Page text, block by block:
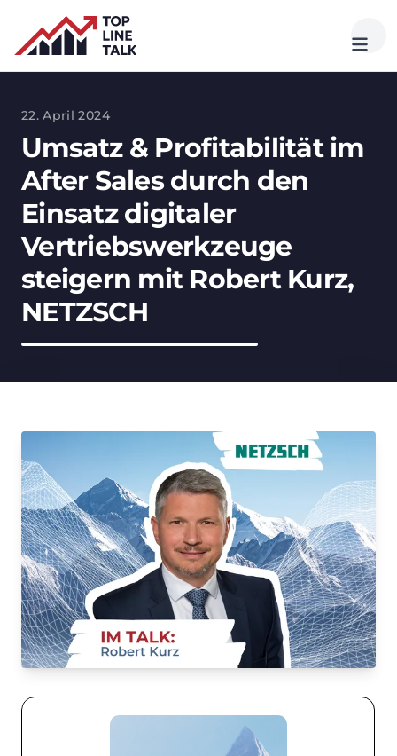
22. April 2024
Umsatz & Profitabilität im
After Sales durch den
Einsatz digitaler
Vertriebswerkzeuge
steigern mit Robert Kurz,
NETZSCH